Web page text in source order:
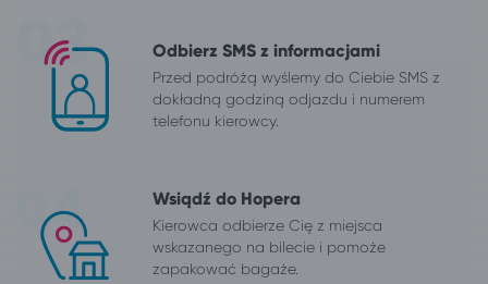
Odbierz SMS z informacjami
Przed podróżą wyślemy do Ciebie SMS z
dokładną godziną odjazdu i numerem
telefonu kierowcy.
Wsiądź do Hopera
Kierowca odbierze Cię z miejsca
wskazanego na bilecie i pomoże
zapakować bagaże.